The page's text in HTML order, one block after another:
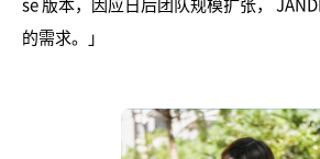
的需求。」